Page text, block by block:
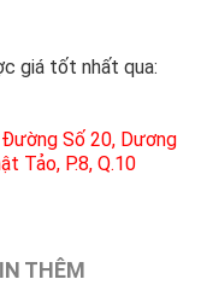
giá tốt nhất qua:
Số 20, Dương
Tảo, P.8, Q.10
THÊM